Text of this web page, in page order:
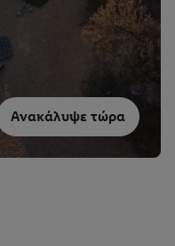
Ανακάλυψε τώρα